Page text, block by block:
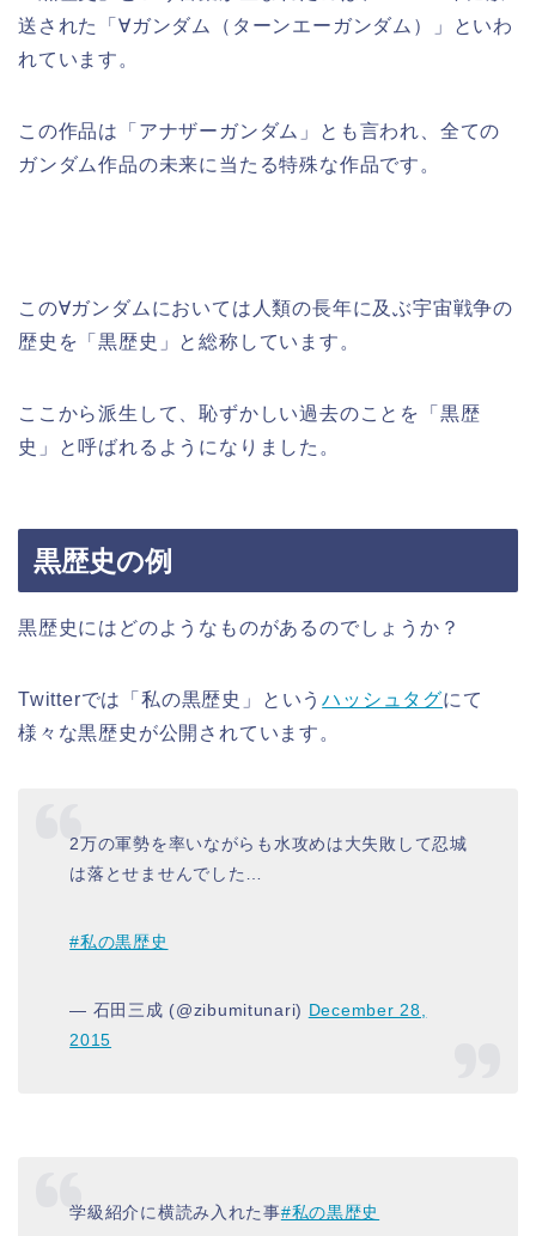
送された「∀ガンダム（ターンエーガンダム）」といわ
れています。
この作品は「アナザーガンダム」とも言われ、全ての
ガンダム作品の未来に当たる特殊な作品です。
この∀ガンダムにおいては人類の長年に及ぶ宇宙戦争の
歴史を「黒歴史」と総称しています。
ここから派生して、恥ずかしい過去のことを「黒歴
史」と呼ばれるようになりました。
黒歴史の例
黒歴史にはどのようなものがあるのでしょうか？
Twitterでは「私の黒歴史」というハッシュタグにて
様々な黒歴史が公開されています。
2万の軍勢を率いながらも水攻めは大失敗して忍城
は落とせませんでした…
#私の黒歴史
— 石田三成 (@zibumitunari) December 28,
2015
学級紹介に横読み入れた事#私の黒歴史